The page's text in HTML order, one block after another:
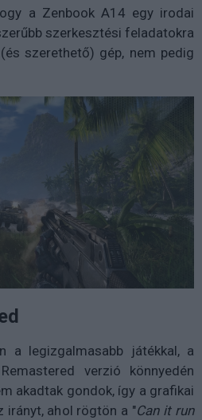
a Zenbook A14 egy irodai
szerkesztési feladatokra
szerethető) gép, nem pedig
a legizgalmasabb játékkal, a
verzió könnyedén
akadtak gondok, így a grafikai
irányt, ahol rögtön a "Can it run